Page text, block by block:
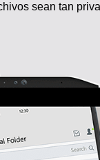
sean tan